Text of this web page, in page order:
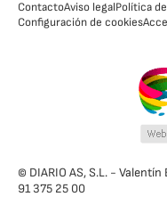
ContactoAviso legalPolítica
Configuración de cookies
© DIARIO AS, S.L. -
91 375 25 00